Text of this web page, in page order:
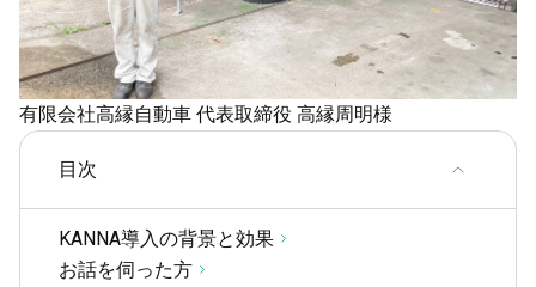
有限会社高縁自動車 代表取締役 高縁周明様
目次
KANNA導入の背景と効果
お話を伺った方